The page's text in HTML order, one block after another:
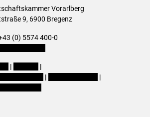
Vorarlberg
9, 6900 Bregenz
(0) 5574 400-0
|
|
|
|